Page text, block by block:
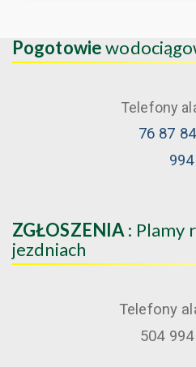
Pogotowie
Telefony
76 87
994
ZGŁOSZENIA : Plamy
jezdniach
Telefony
504